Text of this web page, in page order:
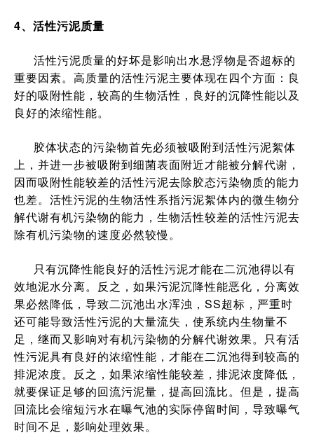
4、活性污泥质量
活性污泥质量的好坏是影响出水悬浮物是否超标的
重要因素。高质量的活性污泥主要体现在四个方面：良
好的吸附性能，较高的生物活性，良好的沉降性能以及
良好的浓缩性能。
胶体状态的污染物首先必须被吸附到活性污泥絮体
上，并进一步被吸附到细菌表面附近才能被分解代谢，
因而吸附性能较差的活性污泥去除胶态污染物质的能力
也差。活性污泥的生物活性系指污泥絮体内的微生物分
解代谢有机污染物的能力，生物活性较差的活性污泥去
除有机污染物的速度必然较慢。
只有沉降性能良好的活性污泥才能在二沉池得以有
效地泥水分离。反之，如果污泥沉降性能恶化，分离效
果必然降低，导致二沉池出水浑浊，SS超标，严重时
还可能导致活性污泥的大量流失，使系统内生物量不
足，继而又影响对有机污染物的分解代谢效果。只有活
性污泥具有良好的浓缩性能，才能在二沉池得到较高的
排泥浓度。反之，如果浓缩性能较差，排泥浓度降低，
就要保证足够的回流污泥量，提高回流比。但是，提高
回流比会缩短污水在曝气池的实际停留时间，导致曝气
时间不足，影响处理效果。